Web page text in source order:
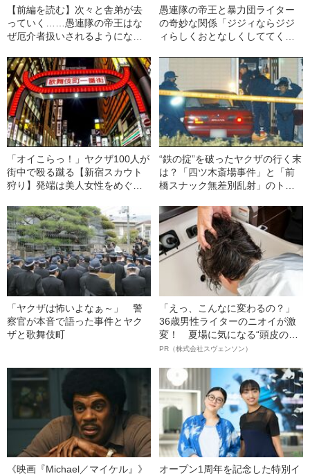
【前編を読む】次々と舎弟が去
っていく……愚連隊の帝王はな
ぜ厄介者扱いされるようになっ
愚連隊の帝王と暴力団ライター
の奇妙な関係「ジジィならジジ
ィらしくおとなしくしててくだ
「オイこらっ！」ヤクザ100人が
街中で殴る蹴る【新宿スカウト
狩り】発端は美人女性をめぐ
置》
“鉄の掟”を破ったヤクザの行く末
は？「四ツ木斎場事件」と「前
橋スナック無差別乱射」のトラ
「ヤクザは怖いよなぁ～」 警
察官が本音で語った事件とヤク
ザと歌舞伎町
「えっ、こんなに変わるの？」
36歳男性ライターのニオイが激
変！ 夏場に気になる“頭皮のニ
オイ”や“ベタつき”を解消す
ト”が生み出した徹底ケアとは
PR（株式会社スヴェンソン）
《映画『Michael／マイケル』》
オープン1周年を記念した特別イ